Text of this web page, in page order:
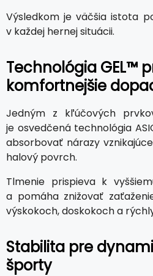
Výsledkom je väčšia istota
v každej hernej situácii.
Technológia GEL™
komfortnejšie
Jedným z kľúčových
je osvedčená technológia
absorbovať nárazy
halový povrch.
Tlmenie prispieva k
a pomáha znižovať
výskokoch, doskokoch a
Stabilita pre
športy